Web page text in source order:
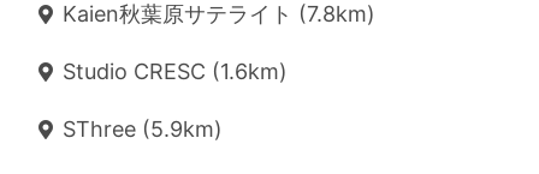
Kaien秋葉原サテライト (7.8km)
Studio CRESC (1.6km)
SThree (5.9km)